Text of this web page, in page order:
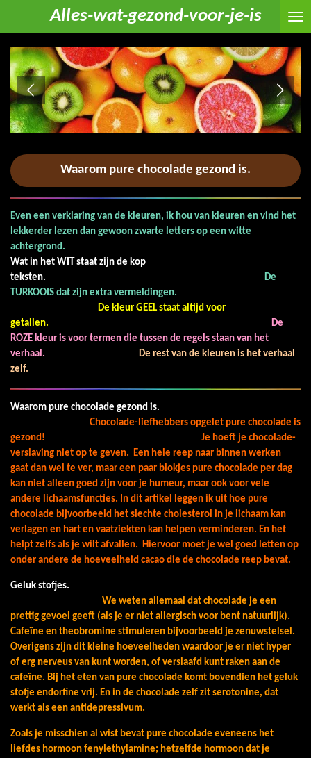
naar
de
hoofdinhoud
Alles-wat-gezond-voor-je-is
Waarom pure chocolade gezond is.
Even een verklaring van de kleuren, ik hou van kleuren en vind het
lekkerder lezen dan gewoon zwarte letters op een witte
achtergrond.
Wat in het WIT staat zijn de kop
teksten.
De
TURKOOIS dat zijn extra vermeldingen.
De kleur GEEL staat altijd voor
getallen.
De
ROZE kleur is voor termen die tussen de regels staan van het
verhaal.
De rest van de kleuren is het verhaal
zelf.
Waarom pure chocolade gezond is.
Chocolade-liefhebbers opgelet pure chocolade is
gezond! Je hoeft je chocolade-
verslaving niet op te geven. Een hele reep naar binnen werken
gaat dan wel te ver, maar een paar blokjes pure chocolade per dag
kan niet alleen goed zijn voor je humeur, maar ook voor vele
andere lichaamsfuncties. In dit artikel leggen ik uit hoe pure
chocolade bijvoorbeeld het slechte cholesterol in je lichaam kan
verlagen en hart en vaatziekten kan helpen verminderen. En het
helpt zelfs als je wilt afvallen. Hiervoor moet je wel goed letten op
onder andere de hoeveelheid cacao die de chocolade reep bevat.
Geluk stofjes.
We weten allemaal dat chocolade je een
prettig gevoel geeft (als je er niet allergisch voor bent natuurlijk).
Cafeïne en theobromine stimuleren bijvoorbeeld je zenuwstelsel.
Overigens zijn dit kleine hoeveelheden waardoor je er niet hyper
of erg nerveus van kunt worden, of verslaafd kunt raken aan de
cafeïne. Bij het eten van pure chocolade komt bovendien het geluk
stofje endorfine vrij. En in de chocolade zelf zit serotonine, dat
werkt als een antidepressivum.
Zoals je misschien al wist bevat pure chocolade eveneens het
liefdes hormoon fenylethylamine; hetzelfde hormoon dat je